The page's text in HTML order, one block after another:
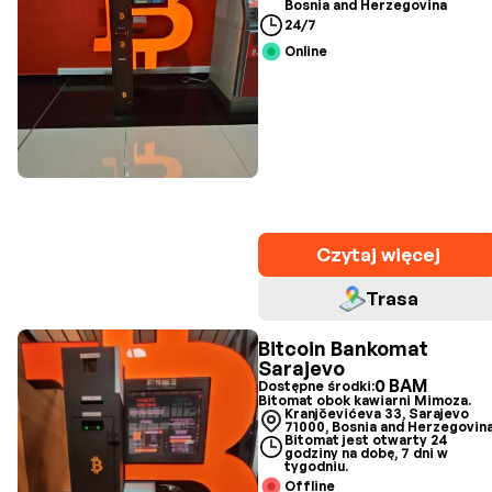
Bosnia and Herzegovina
24/7
Online
Czytaj więcej
Trasa
Bitcoin Bankomat
Sarajevo
Dostępne środki:0 BAM
Bitomat obok kawiarni Mimoza.
Kranjčevićeva 33, Sarajevo
71000, Bosnia and
Bitomat jest otwarty 24
godziny na dobę, 7 dni w
tygodniu.
Offline